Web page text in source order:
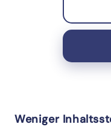
Weniger